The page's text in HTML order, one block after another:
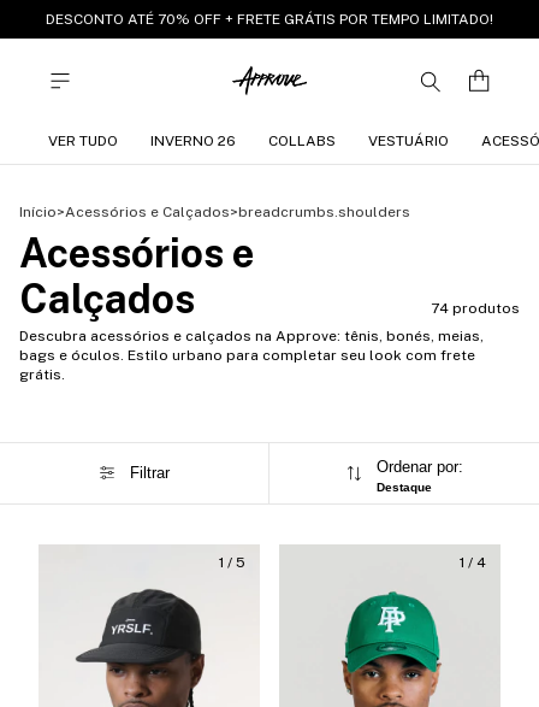
DESCONTO ATÉ 70% OFF + FRETE GRÁTIS POR TEMPO LIMITADO!
VER TUDO INVERNO 26 COLLABS VESTUÁRIO
Início>Acessórios e Calçados>breadcrumbs.shoulders
Acessórios e
Calçados
74 produtos
Descubra acessórios e calçados na Approve: tênis, bonés, meias,
bags e óculos. Estilo urbano para completar seu look com frete
grátis.
Filtrar Ordenar por:
Destaque
1 / 5 1 / 4